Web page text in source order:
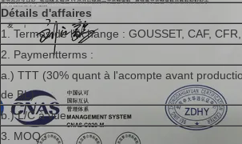
Détails d'affaires
1. Termes de l'échange : GOUSSET, CAF, CFR,
2. Paymentterms :
a.) TTT (30% quant à l'acompte avant
de BL)
b.) L/C à vue.
3. MOQ :